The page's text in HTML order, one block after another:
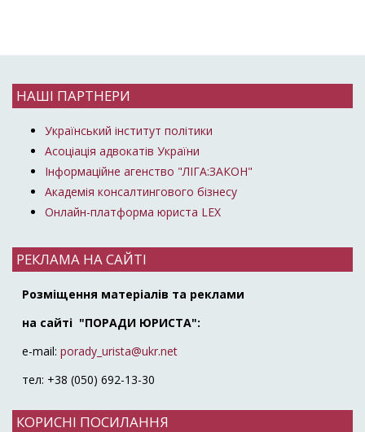
НАШІ ПАРТНЕРИ
Український інститут політики
Асоціація адвокатів України
Інформаційне агенство "ЛІГА:ЗАКОН"
Академія консалтингового бізнесу
Онлайн-платформа юриста LEX
РЕКЛАМА НА САЙТІ
Розміщення матеріалів та реклами
на сайті "ПОРАДИ ЮРИСТА":
e-mail: porady_urista@ukr.net
тел: +38 (050) 692-13-30
КОРИСНІ ПОСИЛАННЯ